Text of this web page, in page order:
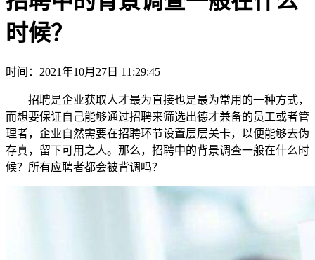
时候？
时间：2021年10月27日 11:29:45
招聘是企业获取人才最为直接也是最为常用的一种方式，
而想要保证自己能够通过招聘来筛选出德才兼备的员工或者管
理者，企业自然需要在招聘环节设置层层关卡，以便能够去伪
存真，留下可用之人。那么，招聘中的背景调查一般在什么时
候？所有应聘者都会被背调吗？